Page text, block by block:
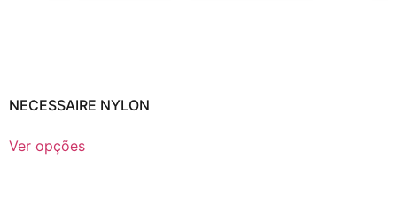
NECESSAIRE NYLON
Ver opções